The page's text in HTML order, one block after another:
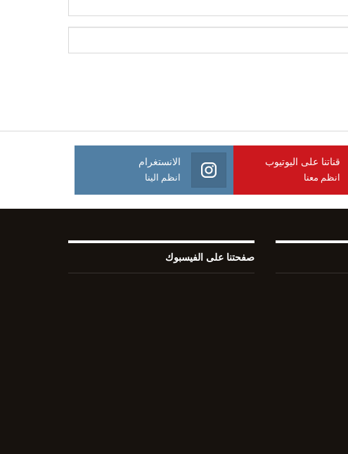
قناتنا على اليوتيوب
انظم معنا
الانستغرام
انظم الينا
صفحتنا على الفيسبوك